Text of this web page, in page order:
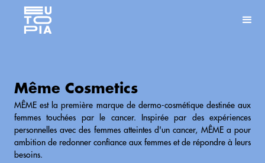
Même Cosmetics
MÊME est la première marque de dermo-cosmétique destinée aux
femmes touchées par le cancer. Inspirée par des expériences
personnelles avec des femmes atteintes d'un cancer, MÊME a pour
ambition de redonner confiance aux femmes et de répondre à leurs
besoins.